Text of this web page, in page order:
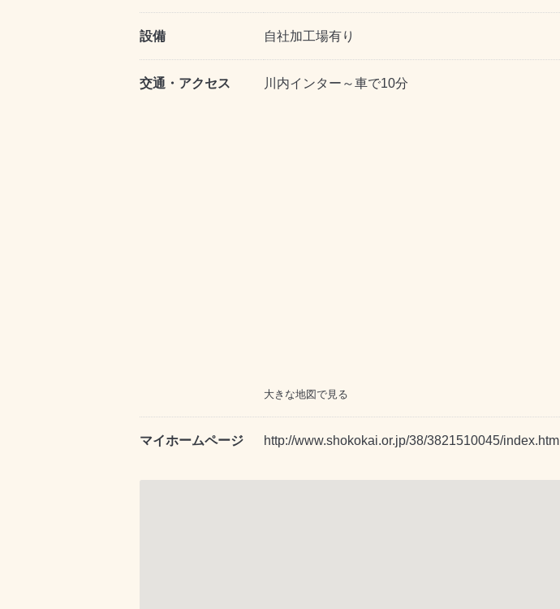
設備 自社加工場有り
交通・アクセス 川内インター～車で10分
大きな地図で見る
マイホームページ http://www.shokokai.or.jp/38/3821510045/index.htm